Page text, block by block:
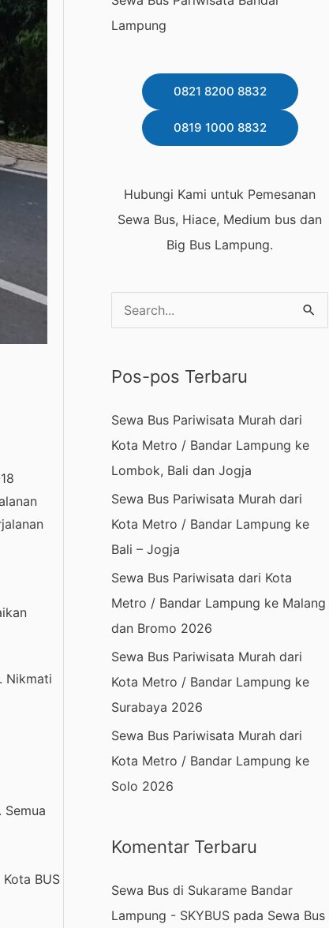
Nikmati
BUS
Lampung
0821 8200 8832
0819 1000 8832
Hubungi Kami untuk Pemesanan
Sewa Bus, Hiace, Medium bus dan
Big Bus Lampung.
u
n
t
u
k
:
Pos-pos Terbaru
Sewa Bus Pariwisata Murah dari
Kota Metro / Bandar Lampung ke
Lombok, Bali dan Jogja
Sewa Bus Pariwisata Murah dari
Kota Metro / Bandar Lampung ke
Bali – Jogja
Sewa Bus Pariwisata dari Kota
Metro / Bandar Lampung ke Malang
dan Bromo 2026
Sewa Bus Pariwisata Murah dari
Kota Metro / Bandar Lampung ke
Surabaya 2026
Sewa Bus Pariwisata Murah dari
Kota Metro / Bandar Lampung ke
Solo 2026
Komentar Terbaru
Sewa Bus di Sukarame Bandar
Lampung - SKYBUS pada Sewa Bus